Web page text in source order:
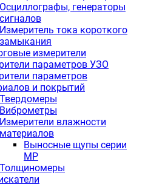
Осциллографы, генераторы
сигналов
Измеритель тока короткого
замыкания
измерители
параметров УЗО
параметров
и покрытий
Твердомеры
Виброметры
Измерители влажности
материалов
Выносные щупы серии
МР
Толщиномеры